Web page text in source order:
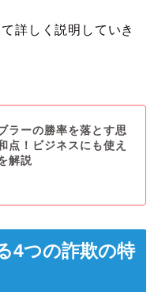
詳しく説明していき
ラーの勝率を落とす思
点！ビジネスにも使え
解説
4つの詐欺の特